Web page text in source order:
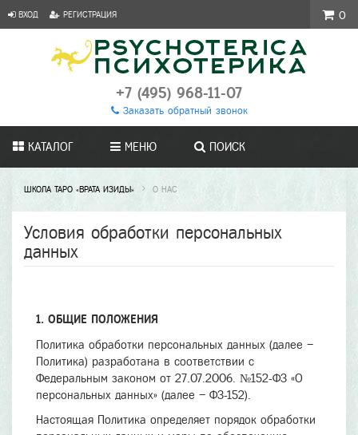
ВХОД РЕГИСТРАЦИЯ
+7 (495) 968-11-07
Заказать обратный звонок
КАТАЛОГ МЕНЮ ПОИСК
ШКОЛА ТАРО «ВРАТА ИЗИДЫ» О НАС
Условия обработки персональных
данных
1. ОБЩИЕ ПОЛОЖЕНИЯ
Политика обработки персональных данных (далее –
Политика) разработана в соответствии с
Федеральным законом от 27.07.2006. №152-ФЗ «О
персональных данных» (далее – ФЗ-152).
Настоящая Политика определяет порядок обработки
0